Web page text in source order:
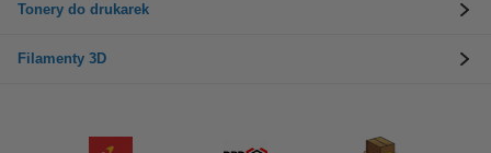
Tonery do drukarek
Filamenty 3D